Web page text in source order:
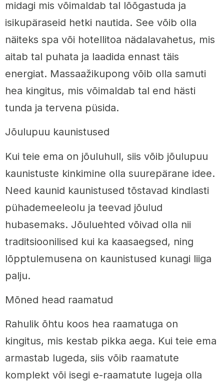
midagi mis võimaldab tal lõõgastuda ja
isikupäraseid hetki nautida. See võib olla
näiteks spa või hotellitoa nädalavahetus, mis
aitab tal puhata ja laadida ennast täis
energiat. Massaažikupong võib olla samuti
hea kingitus, mis võimaldab tal end hästi
tunda ja tervena püsida.
Jõulupuu kaunistused
Kui teie ema on jõuluhull, siis võib jõulupuu
kaunistuste kinkimine olla suurepärane idee.
Need kaunid kaunistused tõstavad kindlasti
pühademeeleolu ja teevad jõulud
hubasemaks. Jõuluehted võivad olla nii
traditsioonilised kui ka kaasaegsed, ning
lõpptulemusena on kaunistused kunagi liiga
palju.
Mõned head raamatud
Rahulik õhtu koos hea raamatuga on
kingitus, mis kestab pikka aega. Kui teie ema
armastab lugeda, siis võib raamatute
komplekt või isegi e-raamatute lugeja olla